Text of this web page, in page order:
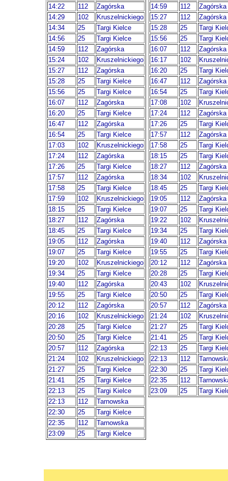
14:22
112
Zagórska
14:29
102
Kruszelnickiego
14:34
25
Targi Kielce
14:56
25
Targi Kielce
14:59
112
Zagórska
15:24
102
Kruszelnickiego
15:27
112
Zagórska
15:28
25
Targi Kielce
15:56
25
Targi Kielce
16:07
112
Zagórska
16:20
25
Targi Kielce
16:47
112
Zagórska
16:54
25
Targi Kielce
17:03
102
Kruszelnickiego
17:24
112
Zagórska
17:26
25
Targi Kielce
17:57
112
Zagórska
17:58
25
Targi Kielce
17:59
102
Kruszelnickiego
18:15
25
Targi Kielce
18:27
112
Zagórska
18:45
25
Targi Kielce
19:05
112
Zagórska
19:07
25
Targi Kielce
19:20
102
Kruszelnickiego
19:34
25
Targi Kielce
19:40
112
Zagórska
19:55
25
Targi Kielce
20:12
112
Zagórska
20:16
102
Kruszelnickiego
20:28
25
Targi Kielce
20:50
25
Targi Kielce
20:57
112
Zagórska
21:24
102
Kruszelnickiego
21:27
25
Targi Kielce
21:41
25
Targi Kielce
22:13
25
Targi Kielce
22:13
112
Tarnowska
22:30
25
Targi Kielce
22:35
112
Tarnowska
23:09
25 Targi Kielce
14:59
112
Zagórska
15:27
112
Zagórska
15:28
25
Targi
15:56
25
Targi
16:07
112
Zagórska
16:17
102
16:20
25
Targi
16:47
112
Zagórska
16:54
25
Targi
17:08
102
17:24
112
Zagórska
17:26
25
Targi
17:57
112
Zagórska
17:58
25
Targi
18:15
25
Targi
18:27
112
Zagórska
18:34
102
18:45
25
Targi
19:05
112
Zagórska
19:07
25
Targi
19:22
102
19:34
25
Targi
19:40
112
Zagórska
19:55
25
Targi
20:12
112
Zagórska
20:28
25
Targi
20:43
102
20:50
25
Targi
20:57
112
Zagórska
21:24
102
21:27
25
Targi
21:41
25
Targi
22:13
25
Targi
22:13
112
22:30
25
Targi
22:35
112
23:09
25 Targi